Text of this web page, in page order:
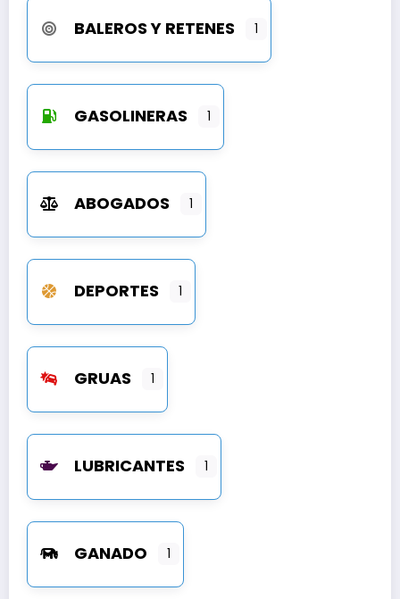
BALEROS Y RETENES 1
GASOLINERAS 1
ABOGADOS 1
DEPORTES 1
GRUAS 1
LUBRICANTES 1
GANADO 1